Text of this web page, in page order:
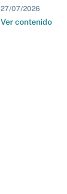
27/07/2026
Ver contenido